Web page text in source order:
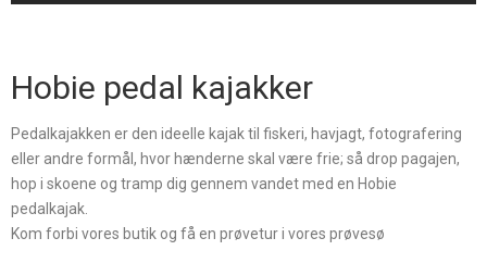
Hobie pedal kajakker
Pedalkajakken er den ideelle kajak til fiskeri, havjagt, fotografering
eller andre formål, hvor hænderne skal være frie; så drop pagajen,
hop i skoene og tramp dig gennem vandet med en Hobie
pedalkajak.
Kom forbi vores butik og få en prøvetur i vores prøvesø